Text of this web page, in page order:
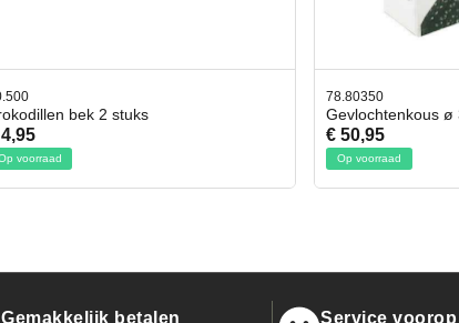
78.80350
Gevlochtenkous ø 35mm
€ 50,95
Op voorraad
42.59551
Bit- en
€ 19,95
Op voorraad
Gemakkelijk betalen Service voorop